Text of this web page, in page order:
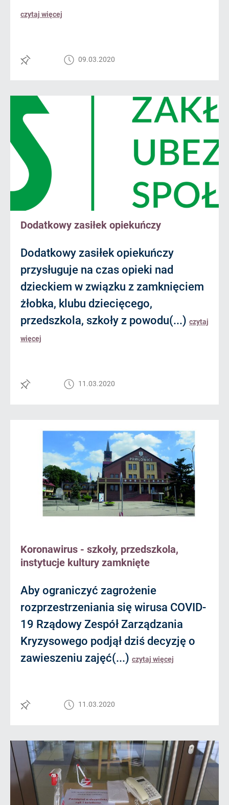
czytaj więcej
09.03.2020
Dodatkowy zasiłek opiekuńczy
Dodatkowy zasiłek opiekuńczy
przysługuje na czas opieki nad
dzieckiem w związku z zamknięciem
żłobka, klubu dziecięcego,
przedszkola, szkoły z powodu(...) czytaj
więcej
11.03.2020
Koronawirus - szkoły, przedszkola,
instytucje kultury zamknięte
Aby ograniczyć zagrożenie
rozprzestrzeniania się wirusa COVID-
19 Rządowy Zespół Zarządzania
Kryzysowego podjął dziś decyzję o
zawieszeniu zajęć(...) czytaj więcej
11.03.2020